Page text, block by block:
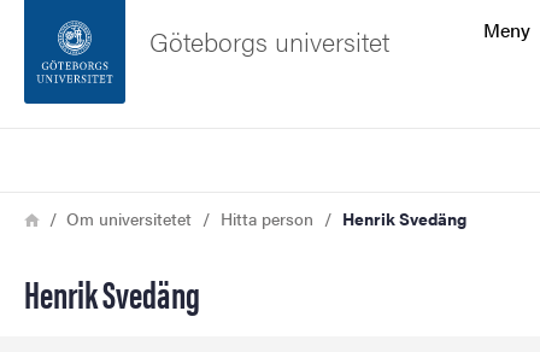
Sidfoten
Meny
Göteborgs universitet
Länkstig
HemOm universitetet Hitta person Henrik Svedäng
Henrik Svedäng